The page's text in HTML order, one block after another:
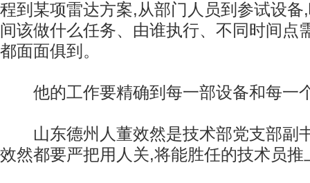
程到某项雷达方案,从部门人员到参试设
间该做什么任务、由谁执行、不同时间点
都面面俱到。
他的工作要精确到每一部设备和每一
山东德州人董效然是技术部党支部副
效然都要严把用人关,将能胜任的技术员推